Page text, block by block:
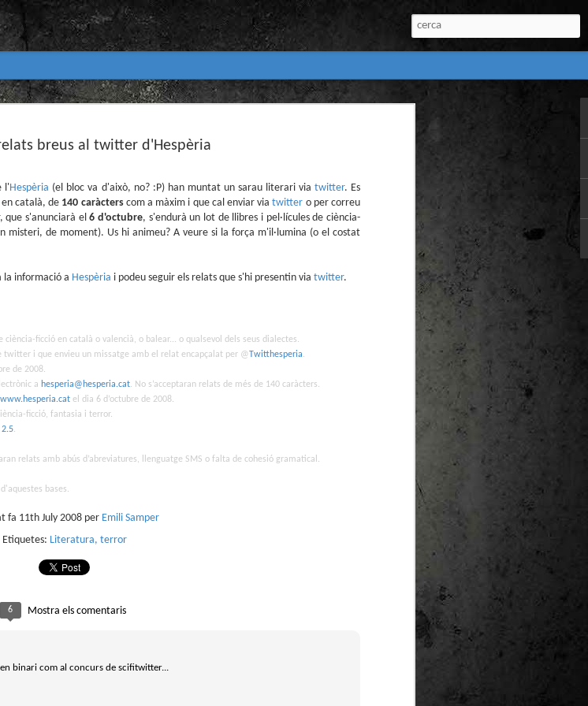
breus al twitter d'Hespèria
l'Hespèria (el bloc va d'això, no? :P) han muntat un sarau literari via twitter. Es
català, de 140 caràcterscom a màxim i que cal enviar viatwitter o per correu
que s'anunciarà el6 d'octubre, s'endurà un lot de llibres i pel·lícules de ciència-
de moment). Us hi animeu? A veure si la força m'il·lumina (o el costat
la informació a Hespèria i podeu seguir els relats que s'hi presentin via twitter.
ficció en català o valencià, o balear... o qualsevol dels seus dialectes.
twitter i que envieu un missatge amb el relat encapçalat per @Twitthesperia.
de 2008.
a hesperia@hesperia.cat. No s’acceptaran relats de més de 140 caràcters.
el dia 6 d’octubre de 2008.
ficció, fantasia i terror.
2.5.
relats amb abús d’abreviatures, llenguatge SMS o falta de cohesió gramatical.
bases.
fa 11th July 2008 per Emili Samper
Etiquetes: Literatura terror
6 Mostra els comentaris
binari com al concurs de scifitwitter...
31
primavera 2026
Biblioteca Pública de Tarragona i ho fem amb aquest menú:
Abril
En vela / En blanc
Salamandra Graphic, 2025
és només un relat íntim sobre l’insomni, sinó una investigació profunda
sobre com la societat contemporània ha transformat l’acte natural de
dormir en un bé de consum o, pitjor encara, en un obstacle per a la
productivitat.